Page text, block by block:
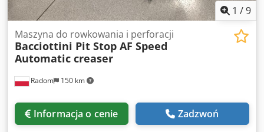
1 /9
Radom 150 km
Maszyna do rowkowania i perforacji
Bacciottini Pit Stop AF Speed
Automatic creaser
Informacja o cenie Zadzwoń